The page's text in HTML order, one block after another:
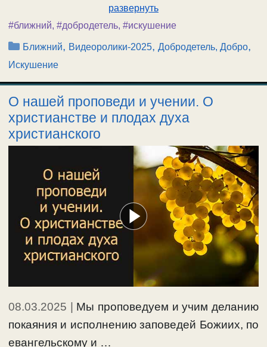
развернуть
#ближний, #добродетель, #искушение
Рубрики
Ближний, Видеоролики-2025,Добродетель, Добро,
Искушение
О нашей проповеди и учении. О
христианстве и плодах духа
христианского
08.03.2025
Мы проповедуем и учим деланию
покаяния и исполнению заповедей Божиих, по
евангельскому и …